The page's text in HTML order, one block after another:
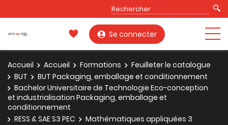
Se connecter
Accueil Accueil Formations
Feuilleter le catalogue
BUT
BUT Packaging, emballage et conditionnement
Bachelor Universitaire de Technologie Eco-conception
et industrialisation Packaging, emballage et
conditionnement
RESS & SAE S3 PEC
Mathématiques appliquées 3